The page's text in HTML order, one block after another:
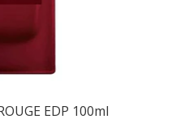
EDP 100ml